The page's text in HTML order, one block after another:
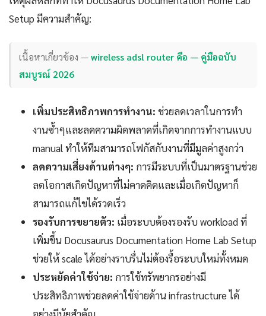
Setup มีความสำคัญ:
เนื้อหาเกี่ยวข้อง —wireless adsl router คือ — คู่มือฉบับ
สมบูรณ์ 2026
เพิ่มประสิทธิภาพการทำงาน: ช่วยลดเวลาในการทำ
งานซ้ำๆและลดความผิดพลาดที่เกิดจากการทำงานแบบ
manual ทำให้ทีมสามารถโฟกัสกับงานที่มีมูลค่าสูงกว่า
ลดความเสี่ยงด้านต่างๆ: การมีระบบที่เป็นมาตรฐานช่วย
ลดโอกาสเกิดปัญหาที่ไม่คาดคิดและเมื่อเกิดปัญหาก็
สามารถแก้ไขได้รวดเร็ว
รองรับการขยายตัว: เมื่อระบบต้องรองรับ workload ที่
เพิ่มขึ้น Docusaurus Documentation Home Lab Setup
ช่วยให้ scale ได้อย่างราบรื่นไม่ต้องรื้อระบบใหม่ทั้งหมด
ประหยัดค่าใช้จ่าย: การใช้ทรัพยากรอย่างมี
ประสิทธิภาพช่วยลดค่าใช้จ่ายด้าน infrastructure ได้